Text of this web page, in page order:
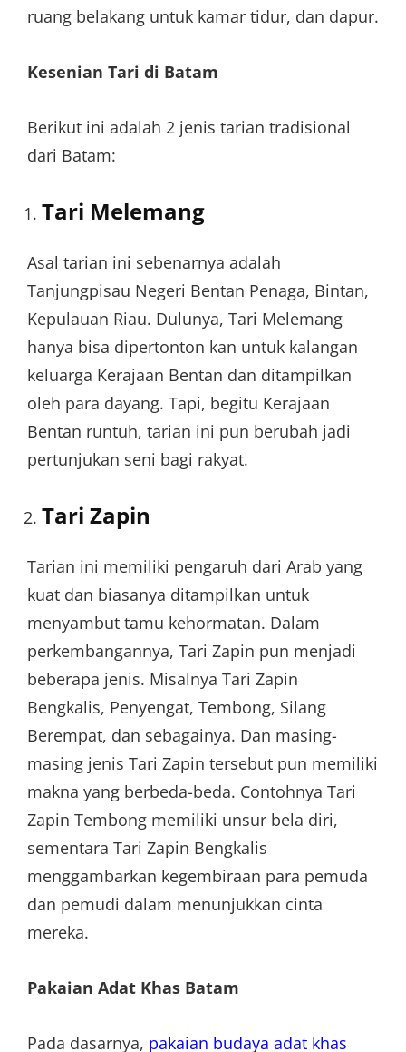
ruang belakang untuk kamar tidur, dan dapur.
Kesenian Tari di Batam
Berikut ini adalah 2 jenis tarian tradisional
dari Batam:
Tari Melemang
Asal tarian ini sebenarnya adalah
Tanjungpisau Negeri Bentan Penaga, Bintan,
Kepulauan Riau. Dulunya, Tari Melemang
hanya bisa dipertonton kan untuk kalangan
keluarga Kerajaan Bentan dan ditampilkan
oleh para dayang. Tapi, begitu Kerajaan
Bentan runtuh, tarian ini pun berubah jadi
pertunjukan seni bagi rakyat.
Tari Zapin
Tarian ini memiliki pengaruh dari Arab yang
kuat dan biasanya ditampilkan untuk
menyambut tamu kehormatan. Dalam
perkembangannya, Tari Zapin pun menjadi
beberapa jenis. Misalnya Tari Zapin
Bengkalis, Penyengat, Tembong, Silang
Berempat, dan sebagainya. Dan masing-
masing jenis Tari Zapin tersebut pun memiliki
makna yang berbeda-beda. Contohnya Tari
Zapin Tembong memiliki unsur bela diri,
sementara Tari Zapin Bengkalis
menggambarkan kegembiraan para pemuda
dan pemudi dalam menunjukkan cinta
mereka.
Pakaian Adat Khas Batam
Pada dasarnya, pakaian budaya adat khas